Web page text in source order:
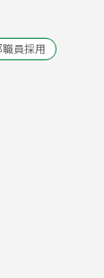
員採用